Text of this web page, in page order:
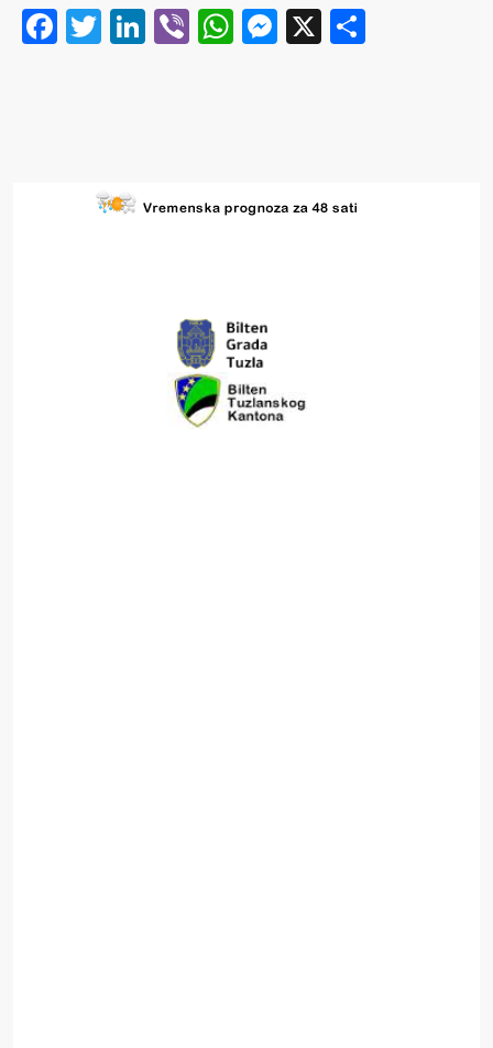
Facebook
Twitter
LinkedIn
ViberWhatsApp
Messenger
X